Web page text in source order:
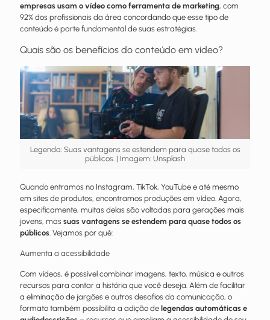
empresas usam o vídeo como ferramenta de marketing, com
92% dos profissionais da área concordando que esse tipo de
conteúdo é parte fundamental de suas estratégias.
Quais são os benefícios do conteúdo em vídeo?
Legenda: Suas vantagens se estendem para quase todos os
públicos. | Imagem: Unsplash
Quando entramos no Instagram, TikTok, YouTube e até mesmo
em sites de produtos, encontramos produções em vídeo. Agora,
especificamente, muitas delas são voltadas para gerações mais
jovens, mas suas vantagens se estendem para quase todos os
públicos . Vejamos por quê:
Aumenta a acessibilidade
Com vídeos, é possível combinar imagens, texto, música e outros
recursos para contar a história que você deseja. Além de facilitar
a eliminação de jargões e outros desafios da comunicação, o
formato também possibilita a adição de legendas automáticas e